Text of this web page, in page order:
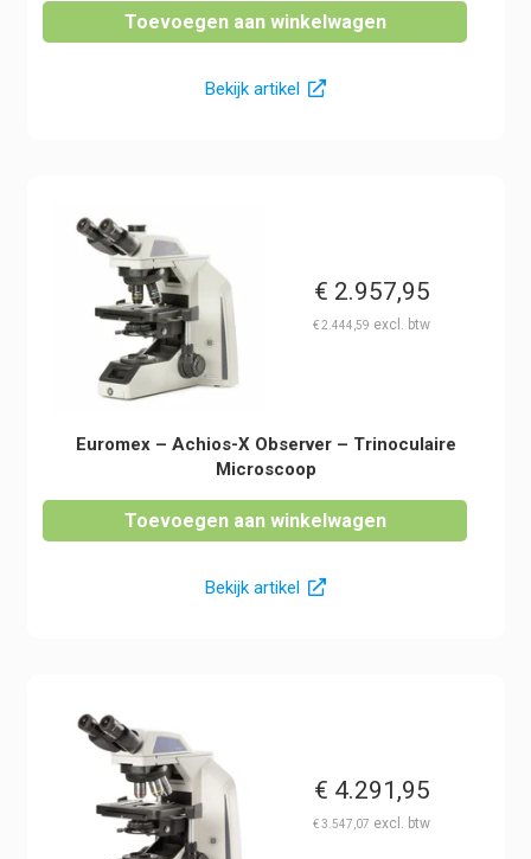
Toevoegen aan winkelwagen
Bekijk artikel
€ 2.957,95
€2.444,59
Euromex – Achios-X Observer – Trinoculaire
Microscoop
Toevoegen aan winkelwagen
Bekijk artikel
€ 4.291,95
€3.547,07